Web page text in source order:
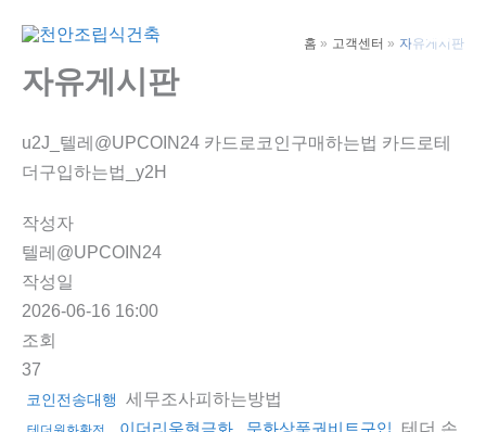
Main
홈 고객센터 자유게시판
자유게시판
u2J_텔레@UPCOIN24 카드로코인구매하는법 카드로테
더구입하는법_y2H
작성자
텔레@UPCOIN24
작성일
2026-06-16 16:00
조회
37
코인전송대행 세무조사피하는방법
이더리움현금화 문화상품권비트구입 테더 손